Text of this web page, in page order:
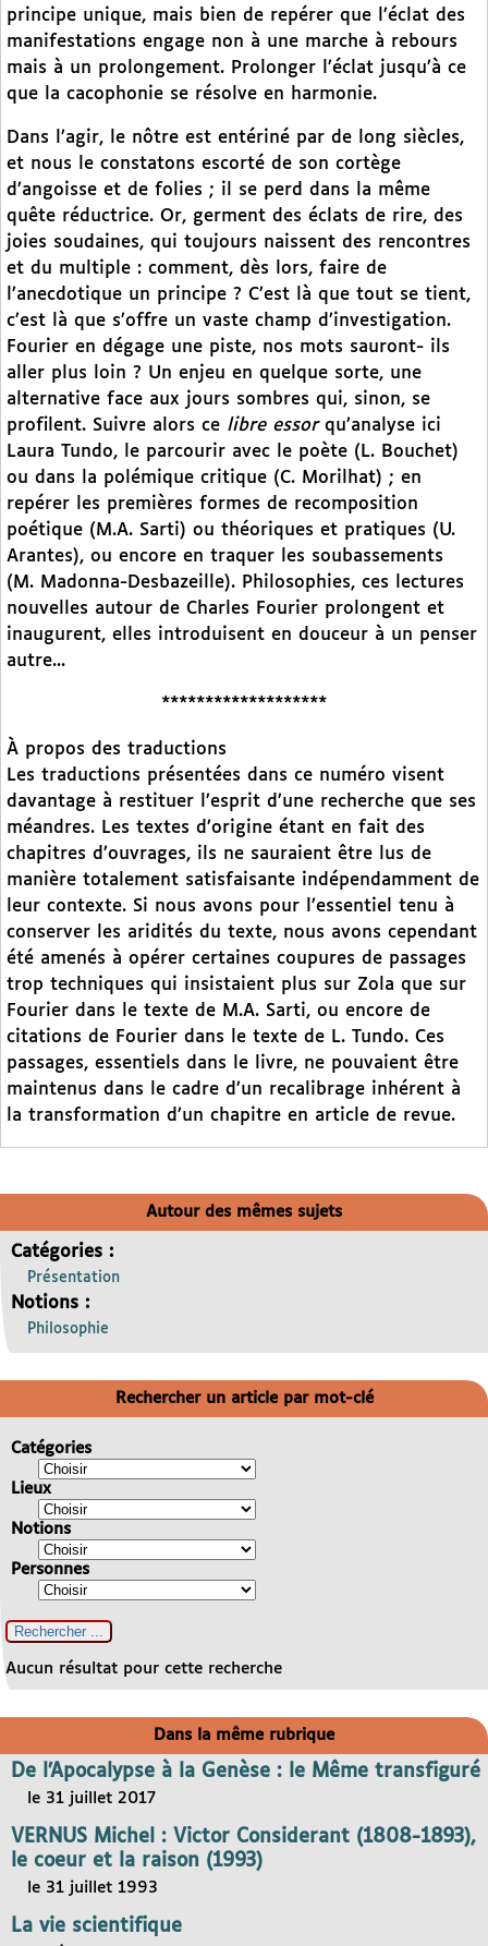
principe unique, mais bien de repérer que l’éclat des
manifestations engage non à une marche à rebours
mais à un prolongement. Prolonger l’éclat jusqu’à ce
que la cacophonie se résolve en harmonie.
Dans l’agir, le nôtre est entériné par de long siècles,
et nous le constatons escorté de son cortège
d’angoisse et de folies ; il se perd dans la même
quête réductrice. Or, germent des éclats de rire, des
joies soudaines, qui toujours naissent des rencontres
et du multiple : comment, dès lors, faire de
l’anecdotique un principe ? C’est là que tout se tient,
c’est là que s’offre un vaste champ d’investigation.
Fourier en dégage une piste, nos mots sauront- ils
aller plus loin ? Un enjeu en quelque sorte, une
alternative face aux jours sombres qui, sinon, se
profilent. Suivre alors ce libre essorqu’analyse ici
Laura Tundo, le parcourir avec le poète (L. Bouchet)
ou dans la polémique critique (C. Morilhat) ; en
repérer les premières formes de recomposition
poétique (M.A. Sarti) ou théoriques et pratiques (U.
Arantes), ou encore en traquer les soubassements
(M. Madonna-Desbazeille). Philosophies, ces lectures
nouvelles autour de Charles Fourier prolongent et
inaugurent, elles introduisent en douceur à un penser
autre...
*******************
À propos des traductions
Les traductions présentées dans ce numéro visent
davantage à restituer l’esprit d’une recherche que ses
méandres. Les textes d’origine étant en fait des
chapitres d’ouvrages, ils ne sauraient être lus de
manière totalement satisfaisante indépendamment de
leur contexte. Si nous avons pour l’essentiel tenu à
conserver les aridités du texte, nous avons cependant
été amenés à opérer certaines coupures de passages
trop techniques qui insistaient plus sur Zola que sur
Fourier dans le texte de M.A. Sarti, ou encore de
citations de Fourier dans le texte de L. Tundo. Ces
passages, essentiels dans le livre, ne pouvaient être
maintenus dans le cadre d’un recalibrage inhérent à
la transformation d’un chapitre en article de revue.
Autour des mêmes sujets
Catégories :
Présentation
Notions :
Philosophie
Rechercher un article par mot-clé
Catégories
Lieux
Notions
Personnes
Aucun résultat pour cette recherche
Dans la même rubrique
De l’Apocalypse à la Genèse : le Même transfiguré
le 31 juillet 2017
VERNUS Michel : Victor Considerant (1808-1893),
le coeur et la raison (1993)
le 31 juillet 1993
La vie scientifique